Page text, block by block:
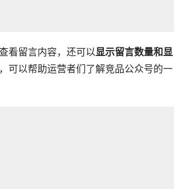
看留言内容，还可以 显示留言数量和显
，可以帮助运营者们了解竞品公众号的一